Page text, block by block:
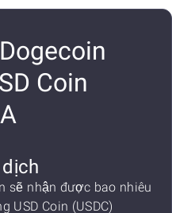
Coin
sẽ nhận được bao nhiêu
USD Coin (USDC)